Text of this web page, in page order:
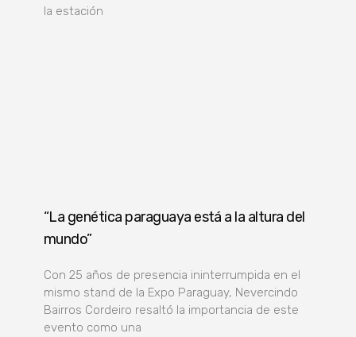
la estación
“La genética paraguaya está a la altura del
mundo”
Con 25 años de presencia ininterrumpida en el
mismo stand de la Expo Paraguay, Nevercindo
Bairros Cordeiro resaltó la importancia de este
evento como una